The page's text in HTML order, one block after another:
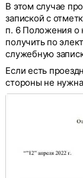
В этом случае
запиской с
п. 6 Положения о
получить по
служебную
Если есть
стороны не